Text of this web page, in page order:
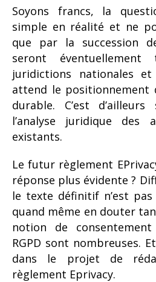
Soyons francs, la
simple en réalité et ne
que par la succession
seront
juridictions nationales
attend le positionnement
durable. C’est
l’analyse juridique des
existants.
Le futur règlement
réponse plus évidente ?
le texte définitif n’est
quand même en douter
notion de
RGPD sont nombreuses.
dans le projet de
règlement Eprivacy.